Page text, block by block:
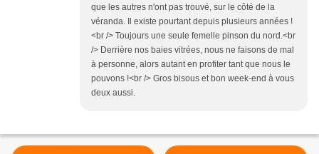
que les autres n'ont pas trouvé, sur le côté de la
véranda. Il existe pourtant depuis plusieurs années !
<br /> Toujours une seule femelle pinson du nord.<br
/> Derrière nos baies vitrées, nous ne faisons de mal
à personne, alors autant en profiter tant que nous le
pouvons !<br /> Gros bisous et bon week-end à vous
deux aussi.